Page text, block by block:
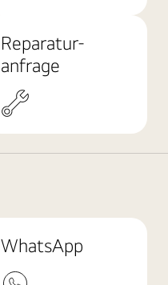
Reparatur-
anfrage
WhatsApp